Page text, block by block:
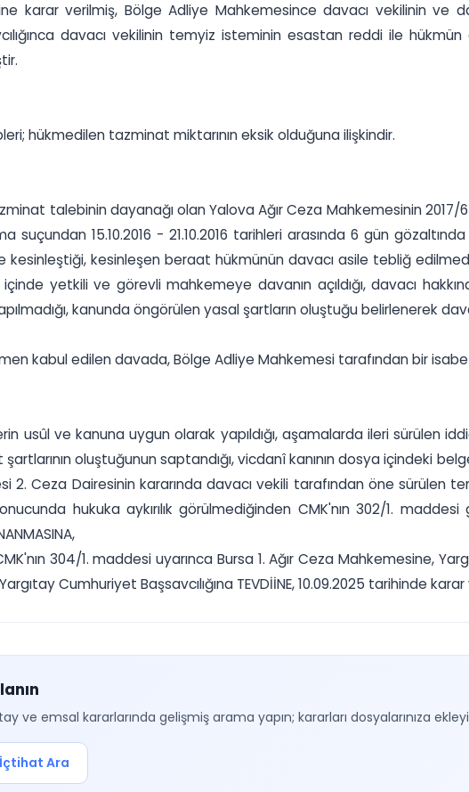
karar verilmiş, Bölge Adliye Mahkemesince davacı vekilinin ve
davacı vekilinin temyiz isteminin esastan reddi ile
hükmedilen tazminat miktarının eksik olduğuna ilişkindir.
talebinin dayanağı olan Yalova Ağır Ceza Mahkemesinin 2017/
suçundan 15.10.2016 - 21.10.2016 tarihleri arasında 6 gün
kesinleştiği, kesinleşen beraat hükmünün davacı asile tebliğ
yetkili ve görevli mahkemeye davanın açıldığı, davacı
kanunda öngörülen yasal şartların oluştuğu belirlenerek
kabul edilen davada, Bölge Adliye Mahkemesi tarafından bir
usûl ve kanuna uygun olarak yapıldığı, aşamalarda ileri sürülen
şartlarının oluştuğunun saptandığı, vicdanî kanının dosya içindeki
2. Ceza Dairesinin kararında davacı vekili tarafından öne sürülen
hukuka aykırılık görülmediğinden CMK'nın 302/1.
304/1. maddesi uyarınca Bursa 1. Ağır Ceza Mahkemesine,
Cumhuriyet Başsavcılığına TEVDİİNE, 10.09.2025 tarihinde karar
ve emsal kararlarında gelişmiş arama yapın; kararları dosyalarınıza
İçtihat Ara